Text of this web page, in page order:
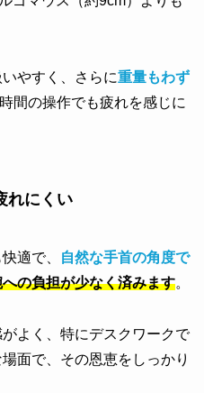
やすく、さらに重量もわず
間の操作でも疲れを感じに
れにくい
適で、
自然な手首の角度で
の負担が少なく済みます。
よく、特にデスクワークで
面で、その恩恵をしっかり